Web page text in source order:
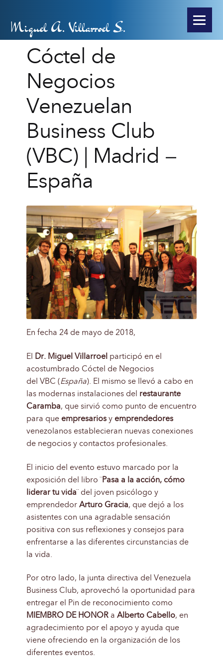
Miguel A. Villarroel S.
Cóctel de
Negocios
Venezuelan
Business Club
(VBC) | Madrid –
España
En fecha 24 de mayo de 2018,
El Dr. Miguel Villarroel participó en el
acostumbrado Cóctel de Negocios
del VBC (España). El mismo se llevó a cabo en
las modernas instalaciones del restaurante
Caramba, que sirvió como punto de encuentro
para que empresariosy emprendedores
venezolanos establecieran nuevas conexiones
de negocios y contactos profesionales.
El inicio del evento estuvo marcado por la
exposición del libro ¨Pasa a la acción, cómo
liderar tu vida¨ del joven psicólogo y
emprendedor Arturo Gracia, que dejó a los
asistentes con una agradable sensación
positiva con sus reflexiones y consejos para
enfrentarse a las diferentes circunstancias de
la vida.
Por otro lado, la junta directiva del Venezuela
Business Club, aprovechó la oportunidad para
entregar el Pin de reconocimiento como
MIEMBRO DE HONORa Alberto Cabello, en
agradecimiento por el apoyo y ayuda que
viene ofreciendo en la organización de los
diferentes eventos.